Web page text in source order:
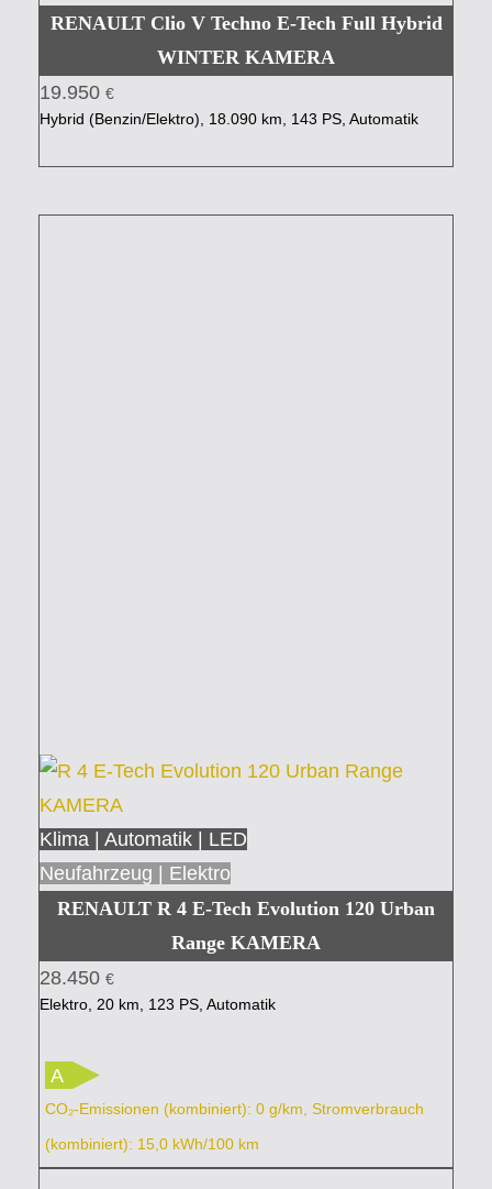
RENAULT Clio V Techno E-Tech Full Hybrid
WINTER KAMERA
19.950 €
Hybrid (Benzin/Elektro), 18.090 km, 143 PS, Automatik
Klima | Automatik | LED
Neufahrzeug | Elektro
RENAULT R 4 E-Tech Evolution 120 Urban
Range KAMERA
28.450 €
Elektro, 20 km, 123 PS, Automatik
A
CO₂-Emissionen (kombiniert): 0 g/km, Stromverbrauch
(kombiniert): 15,0 kWh/100 km